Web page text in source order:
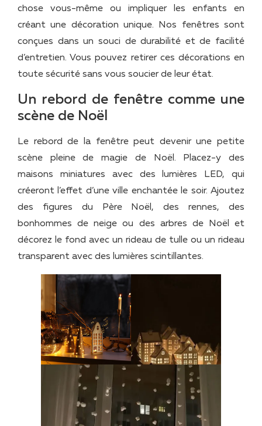
chose vous-même ou impliquer les enfants en
créant une décoration unique. Nos fenêtres sont
conçues dans un souci de durabilité et de facilité
d’entretien. Vous pouvez retirer ces décorations en
toute sécurité sans vous soucier de leur état.
Un rebord de fenêtre comme une
scène de Noël
Le rebord de la fenêtre peut devenir une petite
scène pleine de magie de Noël. Placez-y des
maisons miniatures avec des lumières LED, qui
créeront l’effet d’une ville enchantée le soir. Ajoutez
des figures du Père Noël, des rennes, des
bonhommes de neige ou des arbres de Noël et
décorez le fond avec un rideau de tulle ou un rideau
transparent avec des lumières scintillantes.